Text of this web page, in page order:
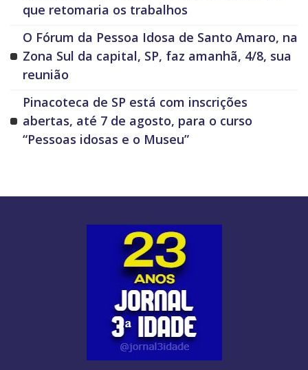
que retomaria os trabalhos
O Fórum da Pessoa Idosa de Santo Amaro, na
Zona Sul da capital, SP, faz amanhã, 4/8, sua
reunião
Pinacoteca de SP está com inscrições
abertas, até 7 de agosto, para o curso
“Pessoas idosas e o Museu”